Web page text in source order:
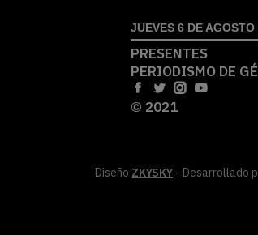
JUEVES 6 DE
PRESENTES
PERIODISMO DE
© 2021
Diseño ZKYSKY - Desarrollado